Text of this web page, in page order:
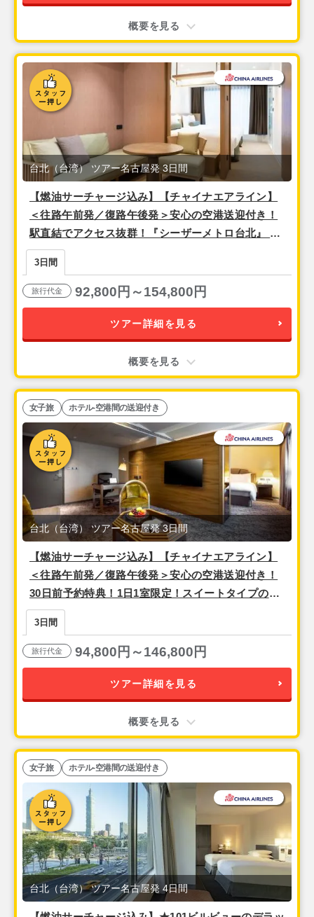
概要を見る
【燃油サーチャージ込み】【チャイナエアライン】
＜往路午前発／復路午後発＞安心の空港送迎付き！
駅直結でアクセス抜群！『シーザーメトロ台北』 2
泊3日間
台北（台湾） ツアー名古屋発 3日間
3日間
旅行代金 92,800円～154,800円
ツアー詳細を見る
概要を見る
【燃油サーチャージ込み】【チャイナエアライン】
＜往路午前発／復路午後発＞安心の空港送迎付き！
30日前予約特典！1日1室限定！スイートタイプのデ
ラックスルームに無料アップグレード！『ランディ
ス台北』 2泊3日間
台北（台湾） ツアー名古屋発 3日間
女子旅 ホテル-空港間の送迎付き
3日間
旅行代金 94,800円～146,800円
ツアー詳細を見る
概要を見る
台北（台湾） ツアー名古屋発 4日間
女子旅 ホテル-空港間の送迎付き